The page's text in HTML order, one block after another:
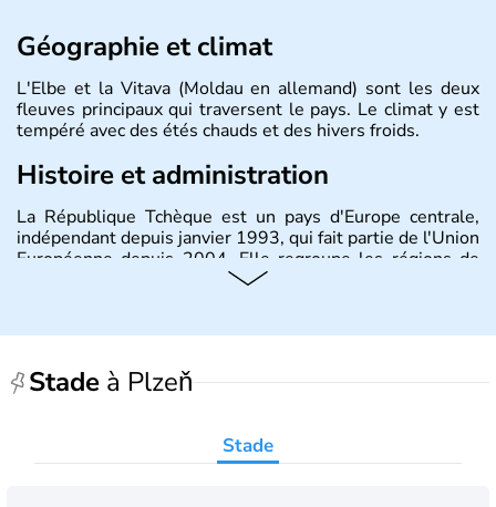
Géographie et climat
L'Elbe et la Vitava (Moldau en allemand) sont les deux
fleuves principaux qui traversent le pays. Le climat y est
tempéré avec des étés chauds et des hivers froids.
Histoire et administration
La République Tchèque est un pays d'Europe centrale,
indépendant depuis janvier 1993, qui fait partie de l'Union
Européenne depuis 2004. Elle regroupe les régions de
Bohème, Moravie et Silésie. Sa capitale est Prague.
Stade à Plzeň
Stade